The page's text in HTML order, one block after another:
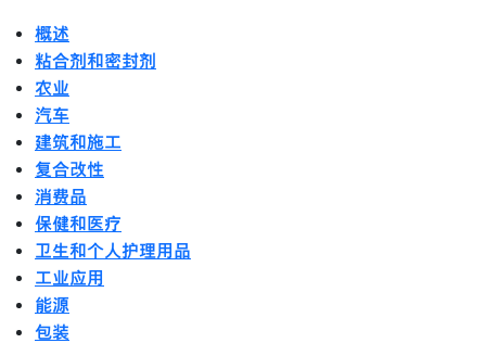
概述
粘合剂和密封剂
农业
汽车
建筑和施工
复合改性
消费品
保健和医疗
卫生和个人护理用品
工业应用
能源
包装